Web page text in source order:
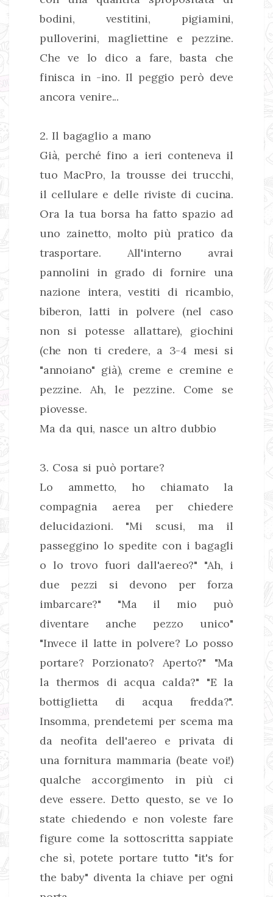
bodini, vestitini, pigiamini,
pulloverini, magliettine e pezzine.
Che ve lo dico a fare, basta che
finisca in -ino. Il peggio però deve
ancora venire...
2. Il bagaglio a mano
Già, perché fino a ieri conteneva il
tuo MacPro, la trousse dei trucchi,
il cellulare e delle riviste di cucina.
Ora la tua borsa ha fatto spazio ad
uno zainetto, molto più pratico da
trasportare. All'interno avrai
pannolini in grado di fornire una
nazione intera, vestiti di ricambio,
biberon, latti in polvere (nel caso
non si potesse allattare), giochini
(che non ti credere, a 3-4 mesi si
"annoiano" già), creme e cremine e
pezzine. Ah, le pezzine. Come se
piovesse.
Ma da qui, nasce un altro dubbio
3. Cosa si può portare?
Lo ammetto, ho chiamato la
compagnia aerea per chiedere
delucidazioni. "Mi scusi, ma il
passeggino lo spedite con i bagagli
o lo trovo fuori dall'aereo?" "Ah, i
due pezzi si devono per forza
imbarcare?" "Ma il mio può
diventare anche pezzo unico"
"Invece il latte in polvere? Lo posso
portare? Porzionato? Aperto?" "Ma
la thermos di acqua calda?" "E la
bottiglietta di acqua fredda?".
Insomma, prendetemi per scema ma
da neofita dell'aereo e privata di
una fornitura mammaria (beate voi!)
qualche accorgimento in più ci
deve essere. Detto questo, se ve lo
state chiedendo e non voleste fare
figure come la sottoscritta sappiate
che sì, potete portare tutto "it's for
the baby" diventa la chiave per ogni